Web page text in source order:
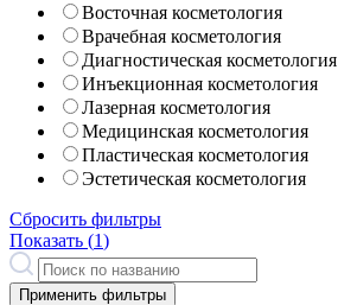
Восточная косметология
Врачебная косметология
Диагностическая косметология
Инъекционная косметология
Лазерная косметология
Медицинская косметология
Пластическая косметология
Эстетическая косметология
Сбросить фильтры
Показать (1)
Применить фильтры